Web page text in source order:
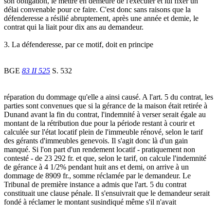
délai convenable pour ce faire. C'est donc sans raisons que la
défenderesse a résilié abruptement, après une année et demie, le
contrat qui la liait pour dix ans au demandeur.
3. La défenderesse, par ce motif, doit en principe
BGE 83 II 525 S. 532
réparation du dommage qu'elle a ainsi causé. A l'art. 5 du contrat, les
parties sont convenues que si la gérance de la maison était retirée à
Dunand avant la fin du contrat, l'indemnité à verser serait égale au
montant de la rétribution due pour la période restant à courir et
calculée sur l'état locatif plein de l'immeuble rénové, selon le tarif
des gérants d'immeubles genevois. Il s'agit donc là d'un gain
manqué. Si l'on part d'un rendement locatif - pratiquement non
contesté - de 23 292 fr. et que, selon le tarif, on calcule l'indemnité
de gérance à 4 1/2% pendant huit ans et demi, on arrive à un
dommage de 8909 fr., somme réclamée par le demandeur. Le
Tribunal de première instance a admis que l'art. 5 du contrat
constituait une clause pénale. Il s'ensuivrait que le demandeur serait
fondé à réclamer le montant susindiqué même s'il n'avait